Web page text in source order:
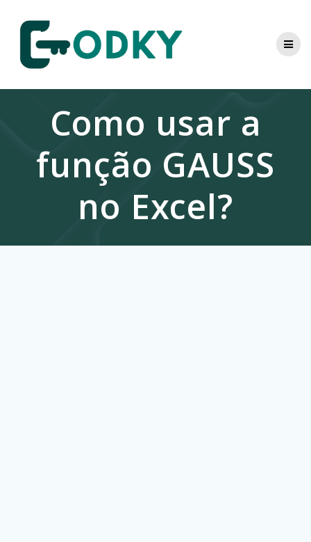
content
Como usar a
função GAUSS
no Excel?